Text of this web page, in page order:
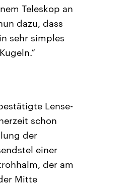
Teleskop an
dazu, dass
sehr simples
Lense-
schon
der
einer
der am
Mitte